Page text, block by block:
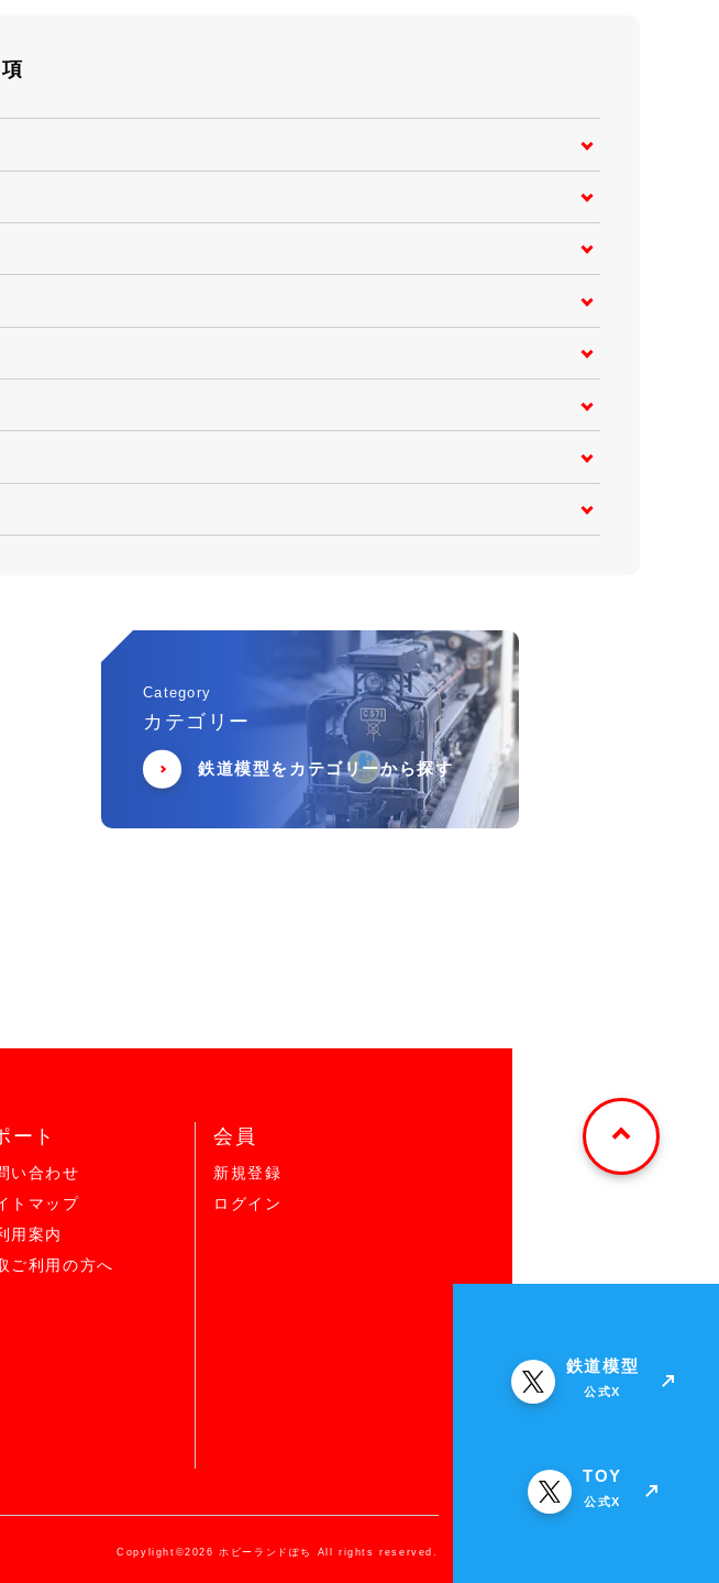
Category
カテゴリー
鉄道模型をカテゴリーから探す
ート
い合わせ
トマップ
用案内
ご利用の方へ
会員
新規登録
ログイン
Copylight©2026 ホビーランドぽち All rights reserved.
鉄道模型
公式X
TOY
公式X